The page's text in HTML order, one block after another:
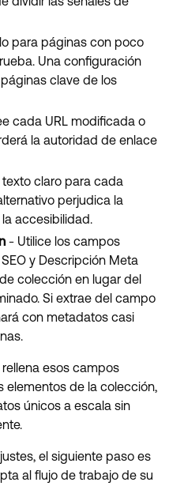
para páginas con poco
Una configuración
clave de los
cada URL modificada o
la autoridad de enlace
claro para cada
perjudica la
accesibilidad.
- Utilice los campos
y Descripción Meta
colección en lugar del
Si extrae del campo
con metadatos casi
rellena esos campos
elementos de la colección,
únicos a escala sin
el siguiente paso es
al flujo de trabajo de su